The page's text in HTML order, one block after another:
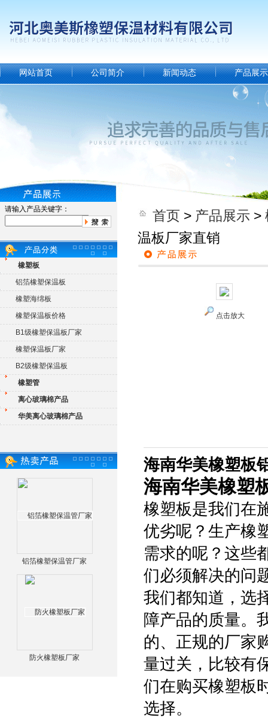
网站首页 公司简介 新闻动态 产品展示
请输入产品关键字：
橡塑板
铝箔橡塑保温板
橡塑海绵板
橡塑保温板价格
B1级橡塑保温板厂家
橡塑保温板厂家
B2级橡塑保温板
橡塑管
离心玻璃棉产品
华美离心玻璃棉产品
铝箔橡塑保温管厂家
防火橡塑板厂家
首页 > 产品展示 >
温板厂家直销
点击放大
海南华美橡塑板
海南华美橡塑
橡塑板是我们在
优劣呢？生产橡
需求的呢？这些
们必须解决的问
我们都知道，选
障产品的质量。
的、正规的厂家
量过关，比较有
们在购买橡塑板
选择。